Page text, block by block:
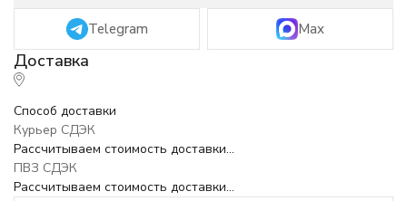
Telegram Max
Способ доставки
Курьер СДЭК
Рассчитываем стоимость доставки...
ПВЗ СДЭК
Рассчитываем стоимость доставки...